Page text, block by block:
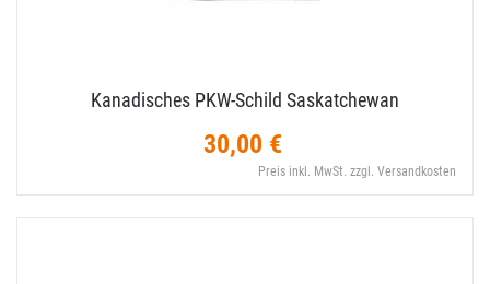
Kanadisches PKW-​Schild Saskatchewan
30,00 €
Preis inkl. MwSt. zzgl. Versandkosten